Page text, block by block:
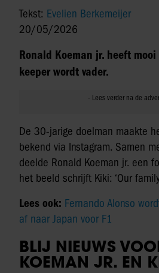
Tekst: Evelien Berkemeijer
20/05/2026
Ronald Koeman jr. heeft
keeper wordt vader.
De 30-jarige doelman maakte
bekend via Instagram. Samen
deelde Ronald Koeman jr. een
het beeld schrijft Kiki: ‘Our
Lees ook: Fernando Alonso
af naar Japan voor F1
BLIJ NIEUWS
KOEMAN JR. EN